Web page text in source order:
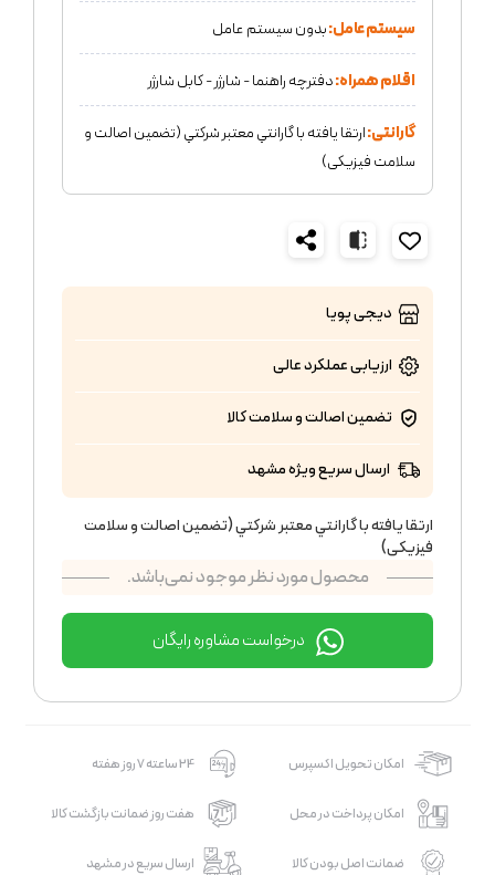
سیستم عامل:بدون سیستم عامل
اقلام همراه:دفترچه راهنما - شارژر - کابل شارژر
گارانتی:ارتقا یافته با گارانتي معتبر شركتي (تضمين اصالت و
سلامت فیزیکی)
دیجی پویا
ارزیابی عملکردعالی
تضمین اصالت و سلامت کالا
ارسال سریع ویژه مشهد
ارتقا یافته با گارانتي معتبر شركتي (تضمين اصالت و سلامت
فیزیکی)
محصول مورد نظر موجود نمی‌باشد.
درخواست مشاوره رایگان
امکان تحویل اکسپرس 24 ساعته 7 روز هفته
امکان پرداخت در محل هفت روز ضمانت بازگشت کالا
ضمانت اصل بودن کالا ارسال سریع در مشهد